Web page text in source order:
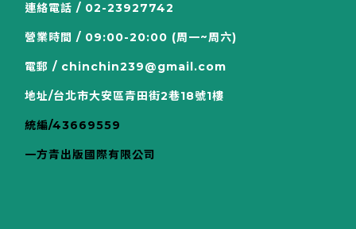
連絡電話 / 02-23927742
營業時間 / 09:00-20:00 (周一~周六)
電郵 / chinchin239@gmail.com
地址/台北市大安區青田街2巷18號1樓
統編/43669559
一方青出版國際有限公司